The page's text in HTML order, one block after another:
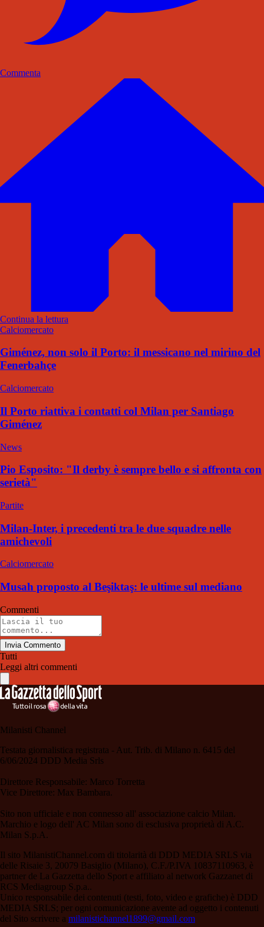
Commenta
Continua la lettura
Calciomercato
Giménez, non solo il Porto: il messicano nel mirino del
Fenerbahçe
Calciomercato
Il Porto riattiva i contatti col Milan per Santiago
Giménez
News
Pio Esposito: "Il derby è sempre bello e si affronta con
serietà"
Partite
Milan-Inter, i precedenti tra le due squadre nelle
amichevoli
Calciomercato
Musah proposto al Beşiktaş: le ultime sul mediano
Commenti
Invia Commento
Tutti
Leggi altri commenti
Milanisti Channel
Testata giornalistica registrata - Aut. Trib. di Milano n. 6415 del
6/06/2024 DDD Media Srls
Direttore Responsabile: Marco Torretta
Vice Direttore: Max Bambara.
Sito non ufficiale e non connesso all' associazione calcio Milan.
Marchio e logo dell' AC Milan sono di esclusiva proprietà di A.C.
Milan S.p.A.
Il sito MilanistiChannel.com di titolarità di DDD MEDIA SRLS via
delle Risaie 3, 20079 Basiglio (Milano), C.F./P.IVA 10837110963, è
partner de La Gazzetta dello Sport e affiliato al network Gazzanet di
RCS Mediagroup S.p.a..
Unico responsabile dei contenuti (testi, foto, video e grafiche) è DDD
MEDIA SRLS; per ogni comunicazione avente ad oggetto i contenuti
del Sito scrivere a milanistichannel1899@gmail.com